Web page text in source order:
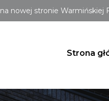
nowej stronie Warmińskiej
Strona